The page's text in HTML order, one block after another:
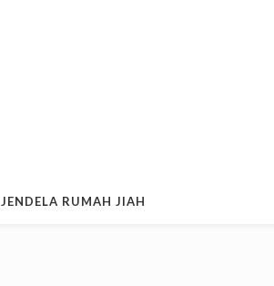
JENDELA RUMAH JIAH